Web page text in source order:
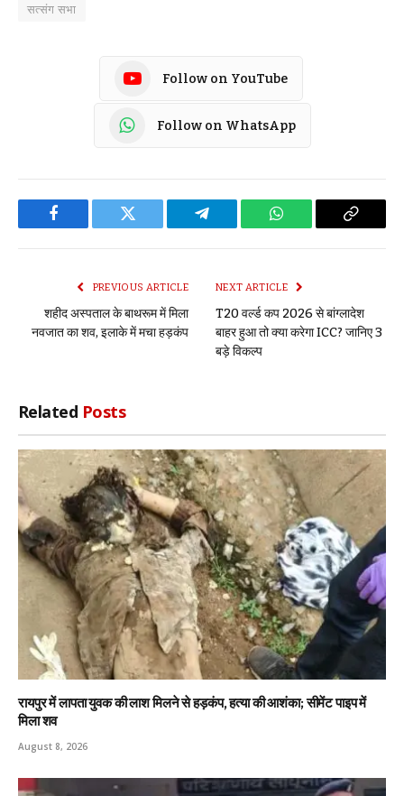
सत्संग सभा
Follow on YouTube
Follow on WhatsApp
Facebook Twitter Telegram WhatsApp Copy
PREVIOUS ARTICLE
शहीद अस्पताल के बाथरूम में मिला
नवजात का शव, इलाके में मचा हड़कंप
NEXT ARTICLE
T20 वर्ल्ड कप 2026 से बांग्लादेश
बाहर हुआ तो क्या करेगा ICC? जानिए 3
बड़े विकल्प
Related Posts
रायपुर में लापता युवक की लाश मिलने से हड़कंप, हत्या की आशंका; सीमेंट पाइप में
मिला शव
August 8, 2026